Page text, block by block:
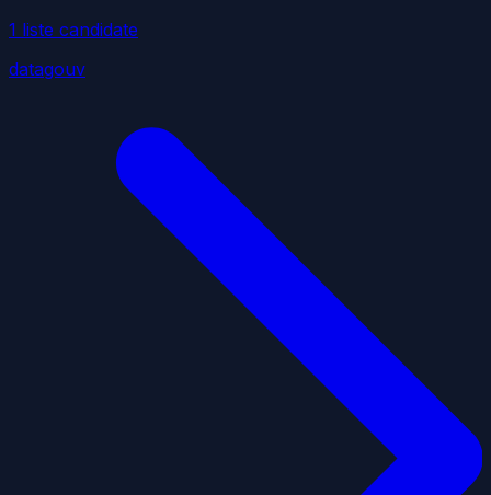
1 liste candidate
datagouv